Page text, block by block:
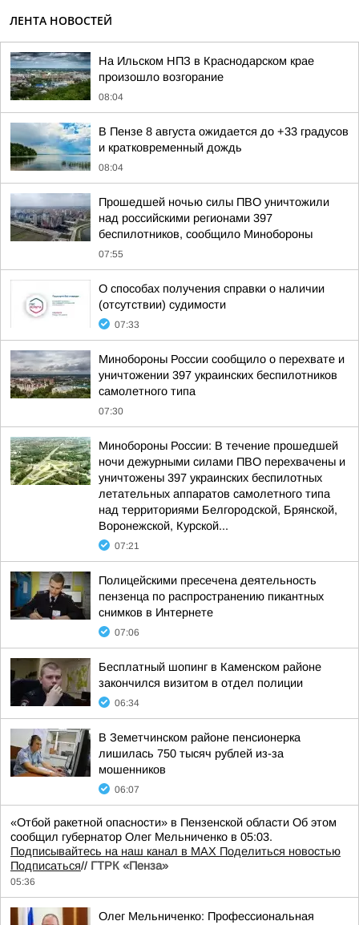
ЛЕНТА НОВОСТЕЙ
На Ильском НПЗ в Краснодарском крае
произошло возгорание
08:04
В Пензе 8 августа ожидается до +33 градусов
и кратковременный дождь
08:04
Прошедшей ночью силы ПВО уничтожили
над российскими регионами 397
беспилотников, сообщило Минобороны
07:55
О способах получения справки о наличии
(отсутствии) судимости
07:33
Минобороны России сообщило о перехвате и
уничтожении 397 украинских беспилотников
самолетного типа
07:30
Минобороны России: В течение прошедшей
ночи дежурными силами ПВО перехвачены и
уничтожены 397 украинских беспилотных
летательных аппаратов самолетного типа
над территориями Белгородской, Брянской,
Воронежской, Курской...
07:21
Полицейскими пресечена деятельность
пензенца по распространению пикантных
снимков в Интернете
07:06
Бесплатный шопинг в Каменском районе
закончился визитом в отдел полиции
06:34
В Земетчинском районе пенсионерка
лишилась 750 тысяч рублей из-за
мошенников
06:07
«Отбой ракетной опасности» в Пензенской области Об этом
сообщил губернатор Олег Мельниченко в 05:03.
Подписывайтесь на наш канал в MAX Поделиться новостью
Подписаться// ГТРК «Пенза»
05:36
Олег Мельниченко: Профессиональная